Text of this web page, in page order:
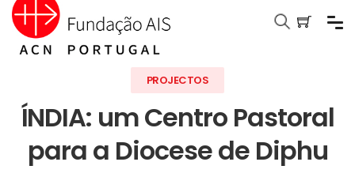
PROJECTOS
ÍNDIA: um Centro Pastoral
para a Diocese de Diphu